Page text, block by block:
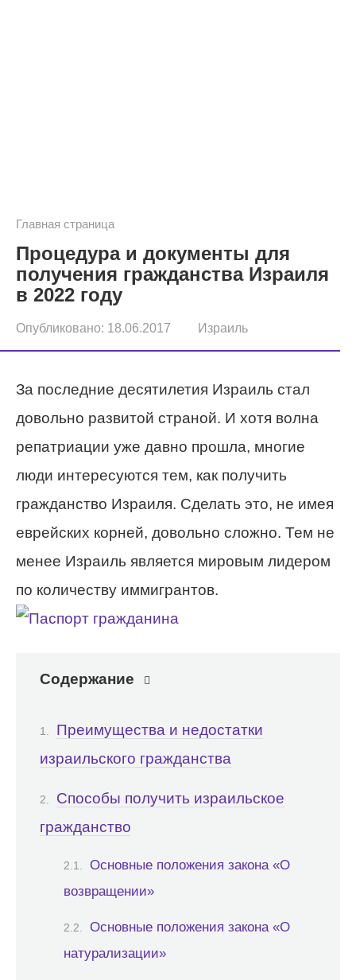
Главная страница
Процедура и документы для
получения гражданства Израиля
в 2022 году
Опубликовано: 18.06.2017 Израиль
За последние десятилетия Израиль стал
довольно развитой страной. И хотя волна
репатриации уже давно прошла, многие
люди интересуются тем, как получить
гражданство Израиля. Сделать это, не имея
еврейских корней, довольно сложно. Тем не
менее Израиль является мировым лидером
по количеству иммигрантов.
Содержание
Преимущества и недостатки
израильского гражданства
Способы получить израильское
гражданство
Основные положения закона «О
возвращении»
Основные положения закона «О
натурализации»